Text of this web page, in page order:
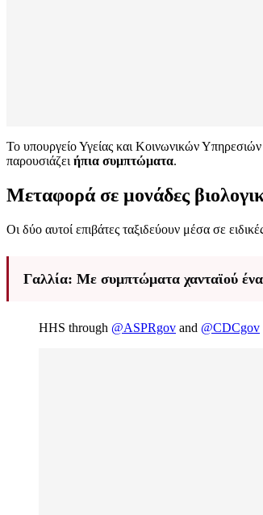
Το υπουργείο Υγείας και Κοινωνικών
παρουσιάζει ήπια συμπτώματα.
Μεταφορά σε μονάδες
Οι δύο αυτοί επιβάτες ταξιδεύουν μέσα σε
Γαλλία: Με συμπτώματα χανταϊού
HHS through @ASPRgov and @CDCgov